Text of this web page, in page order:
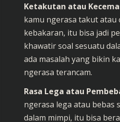
Ketakutan atau
kamu ngerasa takut atau
kebakaran, itu bisa jadi
khawatir soal sesuatu
ada masalah yang bikin
ngerasa terancam.
Rasa Lega atau
ngerasa lega atau bebas
dalam mimpi, itu bisa